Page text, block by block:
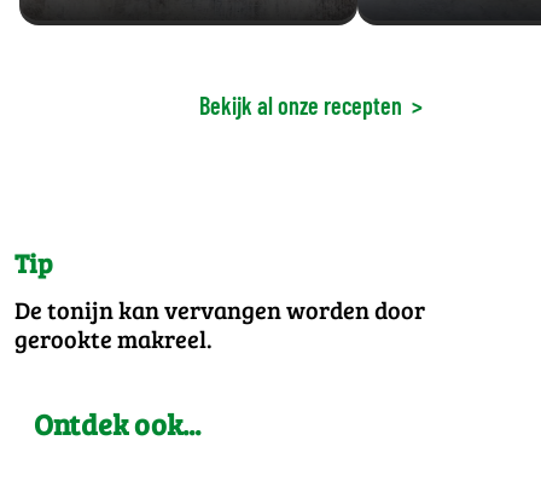
Bekijk al onze recepten >
Tip
De tonijn kan vervangen worden door
gerookte makreel.
Ontdek ook...